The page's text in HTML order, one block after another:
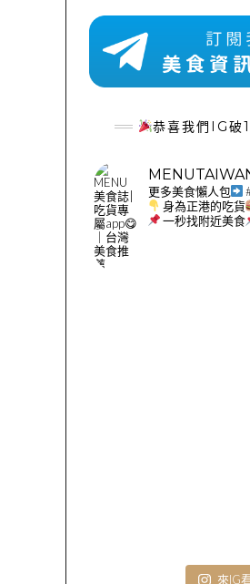
恭喜我們IG破
更多美食懶人包
身為正港的吃貨
一秒找附近美食
來IG